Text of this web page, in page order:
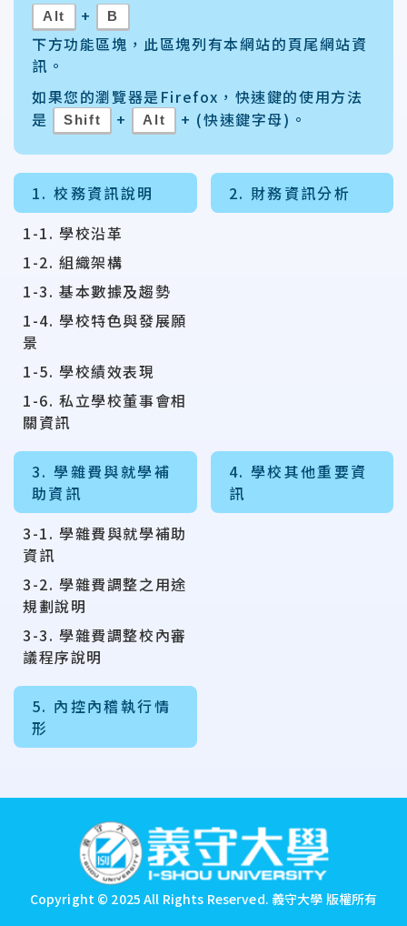
Alt + B
下方功能區塊，此區塊列有本網站的頁尾網站資
訊。
如果您的瀏覽器是Firefox，快速鍵的使用方法
是
Shift + Alt + (快速鍵字母)。
1. 校務資訊說明
1-1. 學校沿革
1-2. 組織架構
1-3. 基本數據及趨勢
1-4. 學校特色與發展願
景
1-5. 學校績效表現
1-6. 私立學校董事會相
關資訊
2. 財務資訊分析
3. 學雜費與就學補
助資訊
3-1. 學雜費與就學補助
資訊
3-2. 學雜費調整之用途
規劃說明
3-3. 學雜費調整校內審
議程序說明
4. 學校其他重要資
訊
5. 內控內稽執行情
形
Copyright © 2025 All Rights Reserved. 義守大學 版權所有